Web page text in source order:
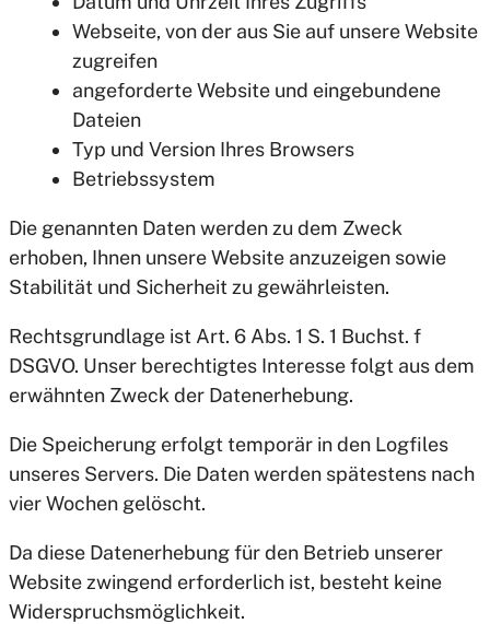
Webseite, von der aus Sie auf unsere Website
zugreifen
angeforderte Website und eingebundene
Dateien
Typ und Version Ihres Browsers
Betriebssystem
Die genannten Daten werden zu dem Zweck
erhoben, Ihnen unsere Website anzuzeigen sowie
Stabilität und Sicherheit zu gewährleisten.
Rechtsgrundlage ist Art. 6 Abs. 1 S. 1 Buchst. f
DSGVO. Unser berechtigtes Interesse folgt aus dem
erwähnten Zweck der Datenerhebung.
Die Speicherung erfolgt temporär in den Logfiles
unseres Servers. Die Daten werden spätestens nach
vier Wochen gelöscht.
Da diese Datenerhebung für den Betrieb unserer
Website zwingend erforderlich ist, besteht keine
Widerspruchsmöglichkeit.